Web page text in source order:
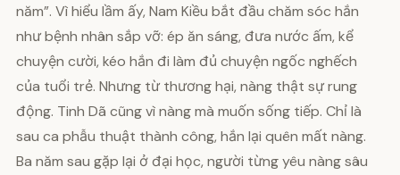
năm”. Vì hiểu lầm ấy, Nam Kiều bắt đầu chăm sóc hắn
như bệnh nhân sắp vỡ: ép ăn sáng, đưa nước ấm, kể
chuyện cười, kéo hắn đi làm đủ chuyện ngốc nghếch
của tuổi trẻ. Nhưng từ thương hại, nàng thật sự rung
động. Tinh Dã cũng vì nàng mà muốn sống tiếp. Chỉ là
sau ca phẫu thuật thành công, hắn lại quên mất nàng.
Ba năm sau gặp lại ở đại học, người từng yêu nàng sâu